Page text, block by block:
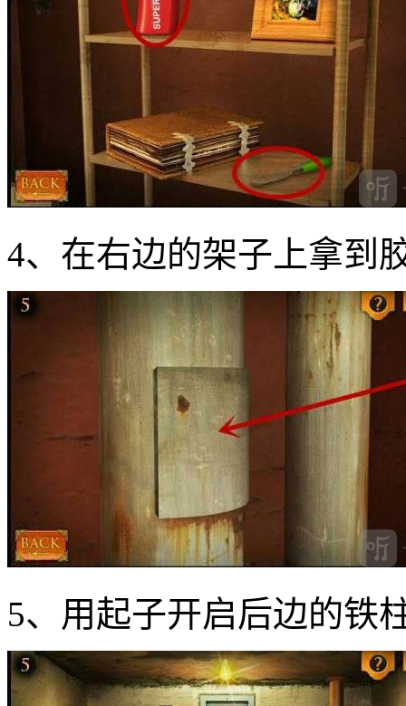
4、在右边的架子上拿到
5、用起子开启后边的铁